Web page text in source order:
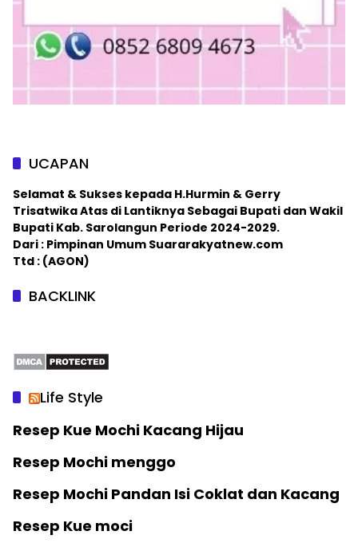
UCAPAN
Selamat & Sukses kepada H.Hurmin & Gerry
Trisatwika Atas di Lantiknya Sebagai Bupati dan Wakil
Bupati Kab. Sarolangun Periode 2024-2029.
Dari : Pimpinan Umum Suararakyatnew.com
Ttd : (AGON)
BACKLINK
Life Style
Resep Kue Mochi Kacang Hijau
Resep Mochi menggo
Resep Mochi Pandan Isi Coklat dan Kacang
Resep Kue moci